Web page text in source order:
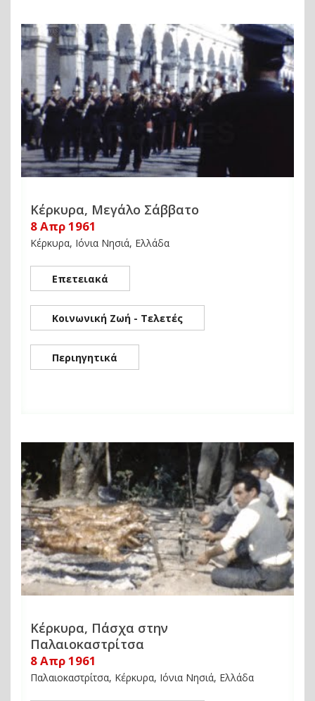
Κέρκυρα, Μεγάλο Σάββατο
8 Απρ 1961
Κέρκυρα, Ιόνια Νησιά, Ελλάδα
Επετειακά
Κοινωνική Ζωή - Τελετές
Περιηγητικά
Κέρκυρα, Πάσχα στην
Παλαιοκαστρίτσα
8 Απρ 1961
Παλαιοκαστρίτσα, Κέρκυρα, Ιόνια Νησιά, Ελλάδα